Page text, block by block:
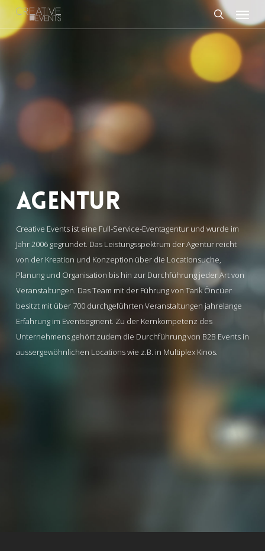
Skip
main
search
Menu
AGENTUR
Creative Events ist eine Full-Service-Eventagentur und wurde im
Jahr 2006 gegründet. Das Leistungsspektrum der Agentur reicht
von der Kreation und Konzeption über die Locationsuche,
Planung und Organisation bis hin zur Durchführung jeder Art von
Veranstaltungen. Das Team mit der Führung von Tarik Öncüer
besitzt mit über 700 durchgeführten Veranstaltungen jahrelange
Erfahrung im Eventsegment. Zu der Kernkompetenz des
Unternehmens gehört zudem die Durchführung von B2B Events in
aussergewöhnlichen Locations wie z.B. in Multiplex Kinos.